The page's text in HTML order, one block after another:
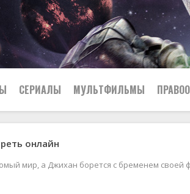
СЕРИАЛЫ МУЛЬТФИЛЬМЫ
онлайн
мир, а Джихан борется с бременем своей